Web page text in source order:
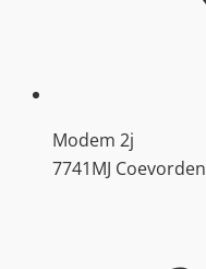
Modem 2j
7741MJ Coevorden